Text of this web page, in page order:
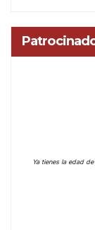
Ya tienes la edad